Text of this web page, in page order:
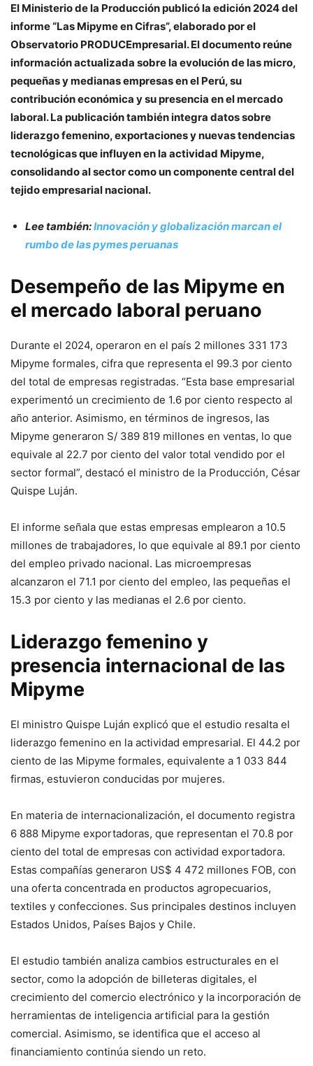
El Ministerio de la Producción publicó la edición 2024 del
informe “Las Mipyme en Cifras”, elaborado por el
Observatorio PRODUCEmpresarial. El documento reúne
información actualizada sobre la evolución de las micro,
pequeñas y medianas empresas en el Perú, su
contribución económica y su presencia en el mercado
laboral. La publicación también integra datos sobre
liderazgo femenino, exportaciones y nuevas tendencias
tecnológicas que influyen en la actividad Mipyme,
consolidando al sector como un componente central del
tejido empresarial nacional.
Lee también:Innovación y globalización marcan el
rumbo de las pymes peruanas
Desempeño de las Mipyme en
el mercado laboral peruano
Durante el 2024, operaron en el país 2 millones 331 173
Mipyme formales, cifra que representa el 99.3 por ciento
del total de empresas registradas. “Esta base empresarial
experimentó un crecimiento de 1.6 por ciento respecto al
año anterior. Asimismo, en términos de ingresos, las
Mipyme generaron S/ 389 819 millones en ventas, lo que
equivale al 22.7 por ciento del valor total vendido por el
sector formal”, destacó el ministro de la Producción, César
Quispe Luján.
El informe señala que estas empresas emplearon a 10.5
millones de trabajadores, lo que equivale al 89.1 por ciento
del empleo privado nacional. Las microempresas
alcanzaron el 71.1 por ciento del empleo, las pequeñas el
15.3 por ciento y las medianas el 2.6 por ciento.
Liderazgo femenino y
presencia internacional de las
Mipyme
El ministro Quispe Luján explicó que el estudio resalta el
liderazgo femenino en la actividad empresarial. El 44.2 por
ciento de las Mipyme formales, equivalente a 1 033 844
firmas, estuvieron conducidas por mujeres.
En materia de internacionalización, el documento registra
6 888 Mipyme exportadoras, que representan el 70.8 por
ciento del total de empresas con actividad exportadora.
Estas compañías generaron US$ 4 472 millones FOB, con
una oferta concentrada en productos agropecuarios,
textiles y confecciones. Sus principales destinos incluyen
Estados Unidos, Países Bajos y Chile.
El estudio también analiza cambios estructurales en el
sector, como la adopción de billeteras digitales, el
crecimiento del comercio electrónico y la incorporación de
herramientas de inteligencia artificial para la gestión
comercial. Asimismo, se identifica que el acceso al
financiamiento continúa siendo un reto.